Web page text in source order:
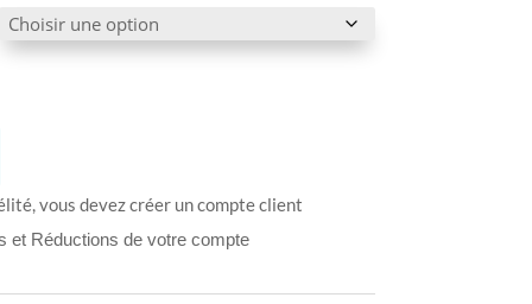
vous devez créer un compte client
et Réductions de votre compte